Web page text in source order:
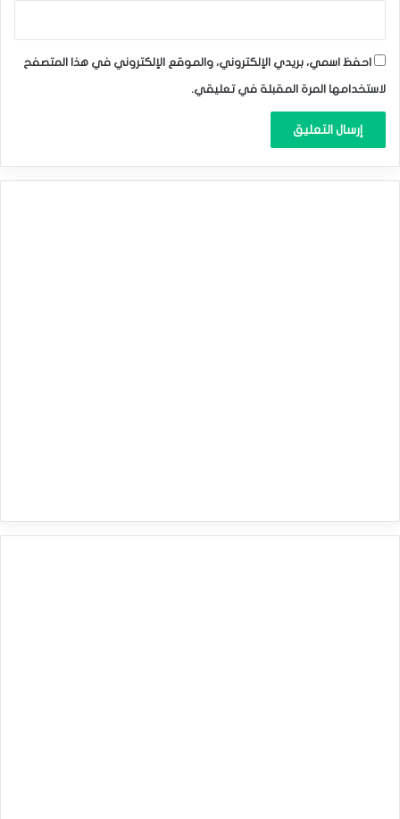
المصدر : اضغط هنا
الباوند مقابل الين الدولار الامريكى مقابل الين
اليورو / الدولار الأمريكي
احفظ اسمي، بريدي الإلكتروني، والموقع الإلكتروني في هذا المتصفح
لاستخدامها المرة المقبلة في تعليقي.